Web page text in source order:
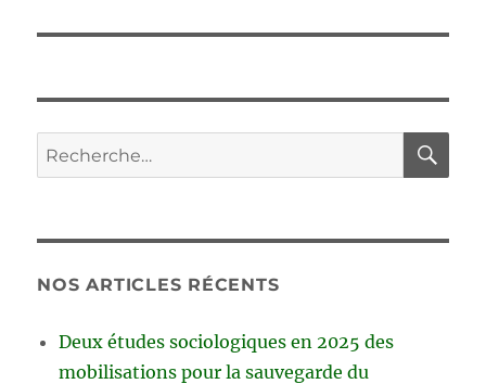
Recherche
pour :
NOS ARTICLES RÉCENTS
Deux études sociologiques en 2025 des
mobilisations pour la sauvegarde du